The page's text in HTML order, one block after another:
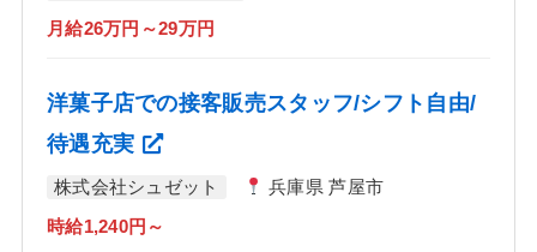
月給26万円～29万円
洋菓子店での接客販売スタッフ/シフト自由/
待遇充実
株式会社シュゼット 兵庫県 芦屋市
時給1,240円～